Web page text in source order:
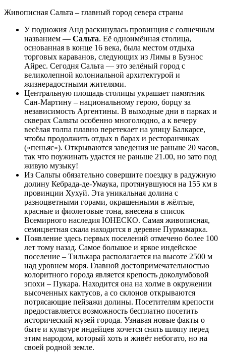
Живописная Сальта – главный город севера страны
У подножия Анд раскинулась провинция с солнечным
названием — Сальта. Её одноимённая столица,
основанная в конце 16 века, была местом отдыха
торговых караванов, следующих из Лимы в Буэнос
Айрес. Сегодня Сальта — это зелёный город с
великолепной колониальной архитектурой и
жизнерадостными жителями.
Центральную площадь столицы украшает памятник
Сан-Мартину – национальному герою, борцу за
независимость Аргентины. В выходные дни в парках и
скверах Сальты особенно многолюдно, а к вечеру
весёлая толпа плавно перетекает на улицу Балкарсе,
чтобы продолжить отдых в барах и ресторанчиках
(«пеньяс»). Открываются заведения не раньше 20 часов,
так что поужинать удастся не раньше 21.00, но зато под
живую музыку!
Из Сальты обязательно совершите поездку в радужную
долину Кебрада-де-Умаука, протянувшуюся на 155 км в
провинции Хухуй. Эта уникальная долина с
разноцветными горами, окрашенными в жёлтые,
красные и фиолетовые тона, внесена в список
Всемирного наследия ЮНЕСКО. Самая живописная,
семицветная скала находится в деревне Пурмамарка.
Появление здесь первых поселений отмечено более 100
лет тому назад. Самое большое и яркое индейское
поселение – Тилькара располагается на высоте 2500 м
над уровнем моря. Главной достопримечательностью
колоритного города является крепость доколумбовой
эпохи – Пукара. Находится она на холме в окружении
высоченных кактусов, а со склонов открываются
потрясающие пейзажи долины. Посетителям крепости
предоставляется возможность бесплатно посетить
исторический музей города. Узнавая новые факты о
быте и культуре индейцев хочется снять шляпу перед
этим народом, который хоть и живёт небогато, но на
своей родной земле.